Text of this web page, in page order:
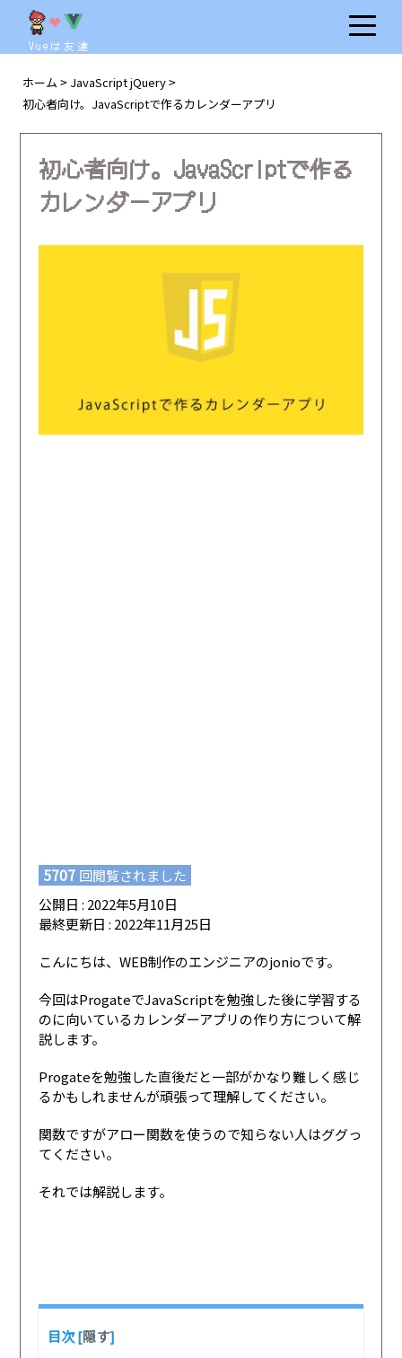
Vueは友達
ホーム > JavaScript jQuery >
初心者向け。JavaScriptで作るカレンダーアプリ
初心者向け。JavaScriptで作る
カレンダーアプリ
5707 回閲覧されました
公開日 : 2022年5月10日
最終更新日 : 2022年11月25日
こんにちは、WEB制作のエンジニアのjonioです。
今回はProgateでJavaScriptを勉強した後に学習する
のに向いているカレンダーアプリの作り方について解
説します。
Progateを勉強した直後だと一部がかなり難しく感じ
るかもしれませんが頑張って理解してください。
関数ですがアロー関数を使うので知らない人はググっ
てください。
それでは解説します。
目次[隠す]